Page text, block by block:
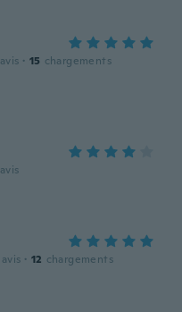
avis · 15 chargements
avis
avis · 12 chargements